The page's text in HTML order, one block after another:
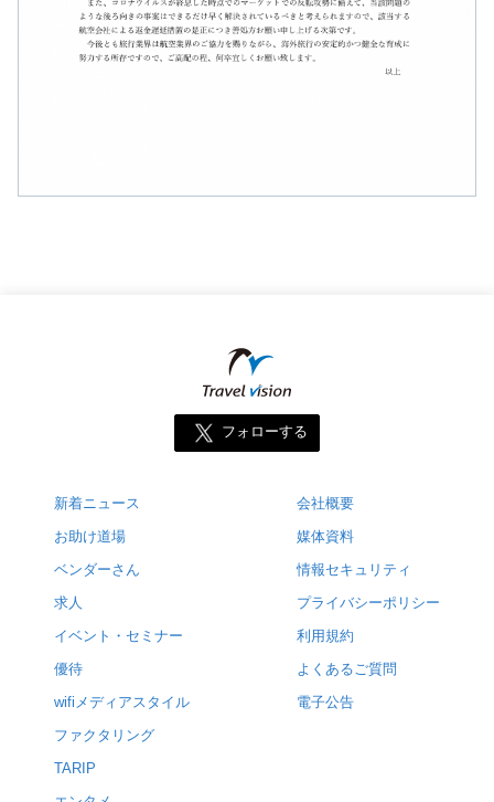
フォローする
新着ニュース
お助け道場
ベンダーさん
求人
イベント・セミナー
優待
wifiメディアスタイル
ファクタリング
TARIP
会社概要
媒体資料
情報セキュリティ
プライバシーポリシー
利用規約
よくあるご質問
電子公告